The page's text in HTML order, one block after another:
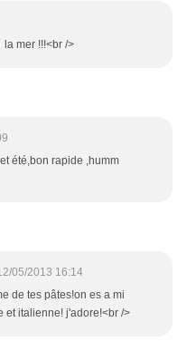
mer !!!<br />
été,bon rapide ,humm
05/2013 16:14
de tes pâtes!on es a mi
et italienne! j'adore!<br />